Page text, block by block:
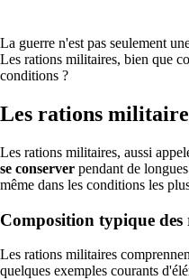
La guerre n'est pas seulement
Les rations militaires, bien que
conditions ?
Les rations
Les rations militaires, aussi
se conserver pendant de
même dans les conditions les
Composition typique
Les rations militaires
quelques exemples courants